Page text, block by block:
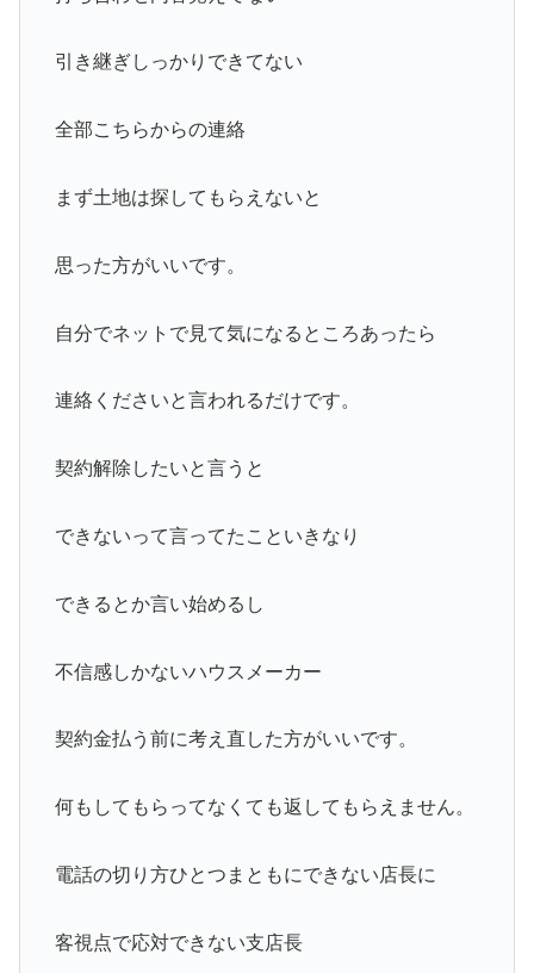
引き継ぎしっかりできてない
全部こちらからの連絡
まず土地は探してもらえないと
思った方がいいです。
自分でネットで見て気になるところあったら
連絡くださいと言われるだけです。
契約解除したいと言うと
できないって言ってたこといきなり
できるとか言い始めるし
不信感しかないハウスメーカー
契約金払う前に考え直した方がいいです。
何もしてもらってなくても返してもらえません。
電話の切り方ひとつまともにできない店長に
客視点で応対できない支店長